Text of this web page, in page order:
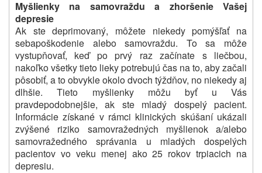
Myšlienky na samovraždu a zhoršenie Vašej
depresie
Ak ste deprimovaný, môžete niekedy pomýšľať na
sebapoškodenie alebo samovraždu.
To sa môže
vystupňovať, keď po prvý raz začínate s liečbou,
nakoľko všetky tieto lieky potrebujú čas na to, aby začali
pôsobiť, a to obvykle okolo dvoch týždňov, no niekedy aj
dlhšie.
Tieto myšlienky môžu byť u Vás
pravdepodobnejšie, ak ste mladý dospelý pacient.
Informácie získané v rámci klinických skúšaní ukázali
zvýšené riziko samovražedných myšlienok a/alebo
samovražedného správania u mladých dospelých
pacientov vo veku menej ako 25 rokov trpiacich na
depresiu.